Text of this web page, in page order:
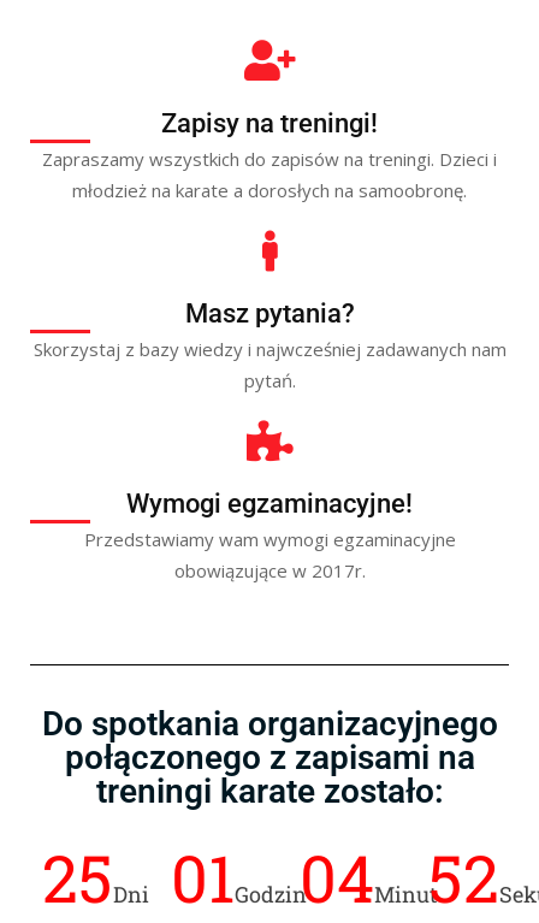
Zapisy na treningi!
Zapraszamy wszystkich do zapisów na treningi. Dzieci i
młodzież na karate a dorosłych na samoobronę.
Masz pytania?
Skorzystaj z bazy wiedzy i najwcześniej zadawanych nam
pytań.
Wymogi egzaminacyjne!
Przedstawiamy wam wymogi egzaminacyjne
obowiązujące w 2017r.
Do spotkania organizacyjnego
połączonego z zapisami na
treningi karate zostało:
25Dni 01Godzin04Minut52